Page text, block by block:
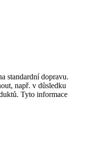
standardní dopravu.
např. v důsledku
Tyto informace